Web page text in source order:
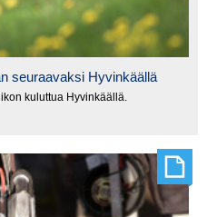
seuraavaksi Hyvinkäällä
kuluttua Hyvinkäällä.